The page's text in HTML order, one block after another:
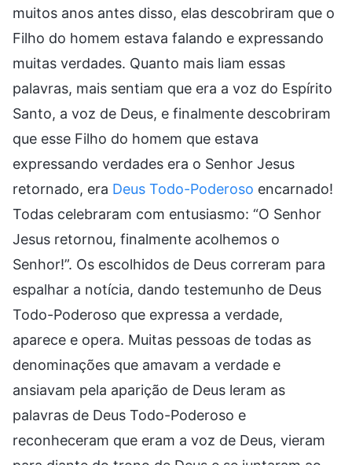
muitos anos antes disso, elas descobriram que o
Filho do homem estava falando e expressando
muitas verdades. Quanto mais liam essas
palavras, mais sentiam que era a voz do Espírito
Santo, a voz de Deus, e finalmente descobriram
que esse Filho do homem que estava
expressando verdades era o Senhor Jesus
retornado, era Deus Todo-Poderoso encarnado!
Todas celebraram com entusiasmo: “O Senhor
Jesus retornou, finalmente acolhemos o
Senhor!”. Os escolhidos de Deus correram para
espalhar a notícia, dando testemunho de Deus
Todo-Poderoso que expressa a verdade,
aparece e opera. Muitas pessoas de todas as
denominações que amavam a verdade e
ansiavam pela aparição de Deus leram as
palavras de Deus Todo-Poderoso e
reconheceram que eram a voz de Deus, vieram